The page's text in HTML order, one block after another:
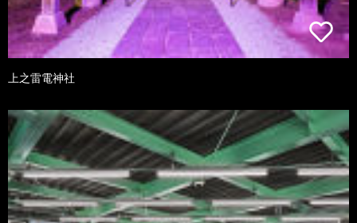
上之雷電神社